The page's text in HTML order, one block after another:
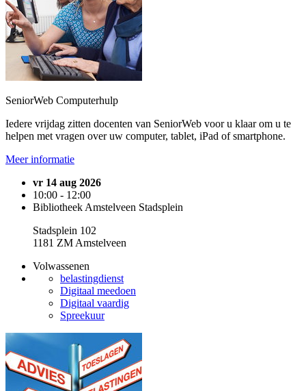
SeniorWeb Computerhulp
Iedere vrijdag zitten docenten van SeniorWeb voor u klaar om u te
helpen met vragen over uw computer, tablet, iPad of smartphone.
Meer informatie
vr 14 aug 2026
10:00 - 12:00
Bibliotheek Amstelveen Stadsplein
Stadsplein 102
1181 ZM Amstelveen
Volwassenen
belastingdienst
Digitaal meedoen
Digitaal vaardig
Spreekuur